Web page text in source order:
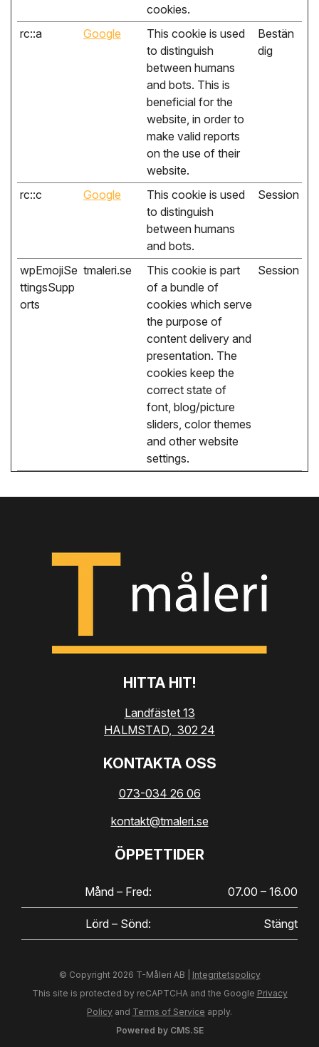
cookies.
rc::a Google
This cookie is used
to distinguish
between humans
and bots. This is
beneficial for the
website, in order to
make valid reports
on the use of their
website.
Bestän
dig
rc::c Google
This cookie is used
to distinguish
between humans
and bots.
Session
wpEmojiSe
ttingsSupp
orts
tmaleri.se
This cookie is part
of a bundle of
cookies which serve
the purpose of
content delivery and
presentation. The
cookies keep the
correct state of
font, blog/picture
sliders, color themes
and other website
settings.
Session
HITTA HIT!
Landfästet 13
HALMSTAD, 302 24
KONTAKTA OSS
073-034 26 06
kontakt@tmaleri.se
ÖPPETTIDER
Månd – Fred: 07.00 – 16.00
Lörd – Sönd: Stängt
© Copyright 2026 T-Måleri AB | Integritetspolicy
This site is protected by reCAPTCHA and the Google Privacy
Policy and Terms of Service apply.
Powered by CMS.SE